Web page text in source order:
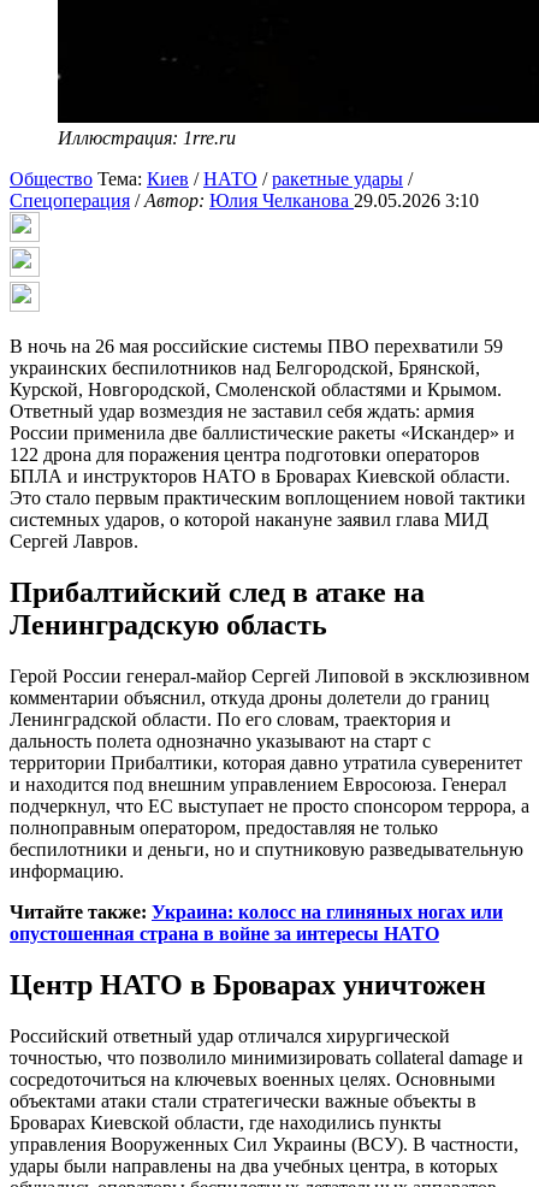
Иллюстрация: 1rre.ru
Общество Тема: Киев /НАТО /ракетные удары /
Спецоперация /Автор: Юлия Челканова 29.05.2026 3:10
В ночь на 26 мая российские системы ПВО перехватили 59
украинских беспилотников над Белгородской, Брянской,
Курской, Новгородской, Смоленской областями и Крымом.
Ответный удар возмездия не заставил себя ждать: армия
России применила две баллистические ракеты «Искандер» и
122 дрона для поражения центра подготовки операторов
БПЛА и инструкторов НАТО в Броварах Киевской области.
Это стало первым практическим воплощением новой тактики
системных ударов, о которой накануне заявил глава МИД
Сергей Лавров.
Прибалтийский след в атаке на
Ленинградскую область
Герой России генерал-майор Сергей Липовой в эксклюзивном
комментарии объяснил, откуда дроны долетели до границ
Ленинградской области. По его словам, траектория и
дальность полета однозначно указывают на старт с
территории Прибалтики, которая давно утратила суверенитет
и находится под внешним управлением Евросоюза. Генерал
подчеркнул, что ЕС выступает не просто спонсором террора, а
полноправным оператором, предоставляя не только
беспилотники и деньги, но и спутниковую разведывательную
информацию.
Читайте также: Украина: колосс на глиняных ногах или
опустошенная страна в войне за интересы НАТО
Центр НАТО в Броварах уничтожен
Российский ответный удар отличался хирургической
точностью, что позволило минимизировать collateral damage и
сосредоточиться на ключевых военных целях. Основными
объектами атаки стали стратегически важные объекты в
Броварах Киевской области, где находились пункты
управления Вооруженных Сил Украины (ВСУ). В частности,
удары были направлены на два учебных центра, в которых